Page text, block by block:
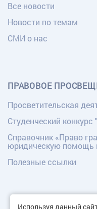
Все новости
Новости по темам
СМИ о нас
ПРАВОВОЕ
Просветительская
Студенческий конкурс
Справочник «Право
юридическую помощь
Полезные ссылки
Используя данный